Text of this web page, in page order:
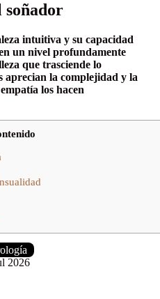
soñador
intuitiva y su capacidad
un nivel profundamente
que trasciende lo
aprecian la complejidad y la
los hacen
2026